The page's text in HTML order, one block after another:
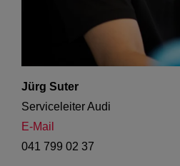
Jürg Suter
Serviceleiter Audi
E-Mail
041 799 02 37